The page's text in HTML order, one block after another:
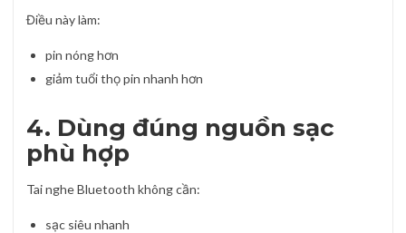
Điều này làm:
pin nóng hơn
giảm tuổi thọ pin nhanh hơn
4. Dùng đúng nguồn sạc
phù hợp
Tai nghe Bluetooth không cần:
sạc siêu nhanh